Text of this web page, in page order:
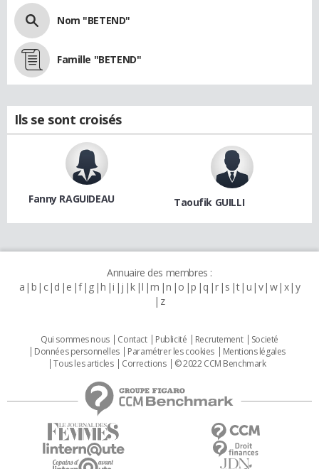
Nom "BETEND"
Famille "BETEND"
Ils se sont croisés
Fanny RAGUIDEAU Taoufik GUILLI
Annuaire des membres :
a b c d e f g h i j k l m n o p q r s t u v w x y
z
Qui sommes nous Contact Publicité Recrutement
Societé
Données personnelles
Paramétrer les cookies
Mentions légales
Tous les articles
Corrections © 2022 CCM Benchmark